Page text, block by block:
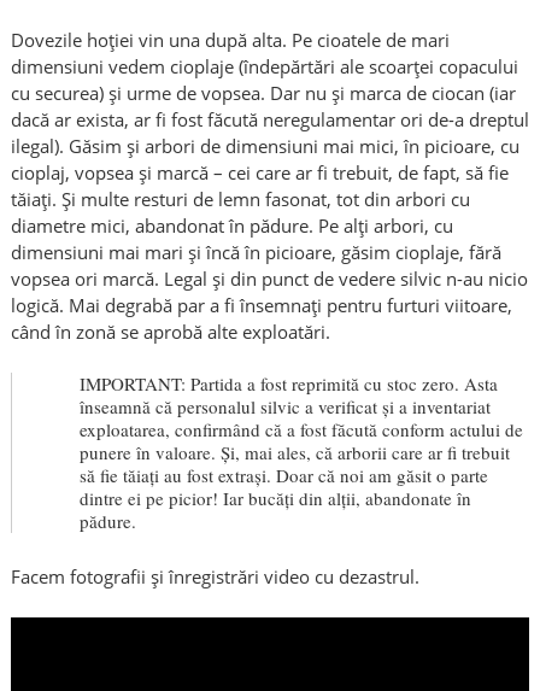
Dovezile hoției vin una după alta. Pe cioatele de mari
dimensiuni vedem cioplaje (îndepărtări ale scoarței copacului
cu securea) și urme de vopsea. Dar nu și marca de ciocan (iar
dacă ar exista, ar fi fost făcută neregulamentar ori de-a dreptul
ilegal). Găsim și arbori de dimensiuni mai mici, în picioare, cu
cioplaj, vopsea și marcă – cei care ar fi trebuit, de fapt, să fie
tăiați. Și multe resturi de lemn fasonat, tot din arbori cu
diametre mici, abandonat în pădure. Pe alți arbori, cu
dimensiuni mai mari și încă în picioare, găsim cioplaje, fără
vopsea ori marcă. Legal și din punct de vedere silvic n-au nicio
logică. Mai degrabă par a fi însemnați pentru furturi viitoare,
când în zonă se aprobă alte exploatări.
IMPORTANT: Partida a fost reprimită cu stoc zero. Asta
înseamnă că personalul silvic a verificat și a inventariat
exploatarea, confirmând că a fost făcută conform actului de
punere în valoare. Și, mai ales, că arborii care ar fi trebuit
să fie tăiați au fost extrași. Doar că noi am găsit o parte
dintre ei pe picior! Iar bucăți din alții, abandonate în
pădure.
Facem fotografii și înregistrări video cu dezastrul.